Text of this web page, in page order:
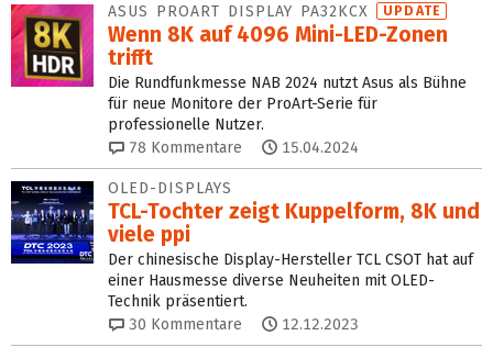
ASUS PROART DISPLAY PA32KCX UPDATE
Wenn 8K auf 4096 Mini-LED-Zonen
trifft
Die Rundfunkmesse NAB 2024 nutzt Asus als Bühne
für neue Monitore der ProArt-Serie für
professionelle Nutzer.
78 Kommentare 15.04.2024
OLED-DISPLAYS
TCL-Tochter zeigt Kuppelform, 8K und
viele ppi
Der chinesische Display-Hersteller TCL CSOT hat auf
einer Hausmesse diverse Neuheiten mit OLED-
Technik präsentiert.
30 Kommentare 12.12.2023